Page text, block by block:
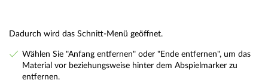
Dadurch wird das Schnitt-Menü geöffnet.
Wählen Sie "Anfang entfernen" oder "Ende entfernen", um das
Material vor beziehungsweise hinter dem Abspielmarker zu
entfernen.